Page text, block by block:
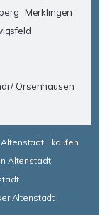
Merklingen
/ Orsenhausen
Altenstadt
kaufen
Altenstadt
Altenstadt